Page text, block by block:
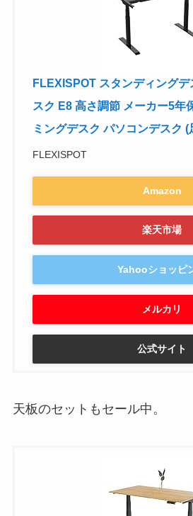
FLEXISPOT スタンディング
スク E8 高さ調節 メーカー5年
ミングデスク パソコンデスク
FLEXISPOT
Amazon
楽天市場
Yahooショッピ
メルカリ
公式サイト
天板のセットもセール中。